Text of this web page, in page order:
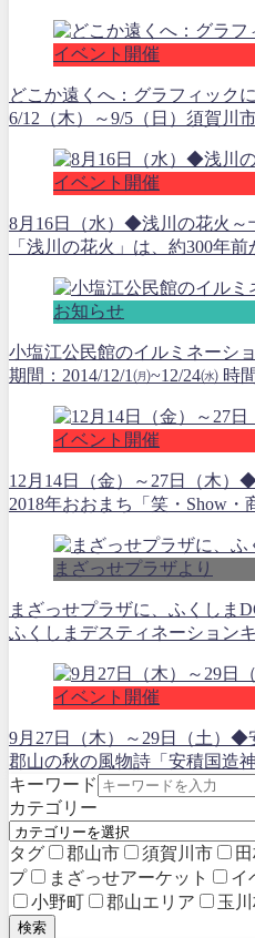
イベント開催
どこか遠くへ：グラフィック
6/12（木）～9/5（日）須賀川
イベント開催
8月16日（水）◆浅川の花火～
「浅川の花火」は、約300年
お知らせ
小塩江公民館のイルミネーシ
期間：2014/12/1㈪~12/24㈬ 時
イベント開催
12月14日（金）～27日（木）
2018年おおまち「笑・Show
まざっせプラザより
まざっせプラザに、ふくしま
ふくしまデスティネーション
イベント開催
9月27日（木）～29日（土）◆
郡山の秋の風物詩「安積国造
キーワード
カテゴリー
タグ 郡山市 須賀川市
プ
まざっせアーケット イ
小野町
郡山エリア 玉
検索